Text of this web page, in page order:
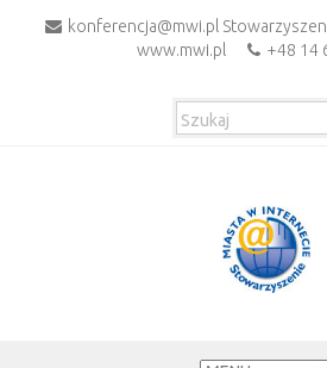
konferencja@mwi.pl
www.mwi.pl
+48 14